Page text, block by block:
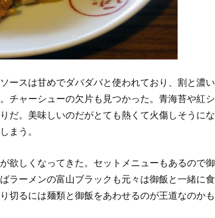
ースは甘めでダバダバと使われており、割と濃い
チャーシューの欠片も見つかった。青海苔や紅シ
だ。美味しいのだがとても熱くて火傷しそうにな
まう。
欲しくなってきた。セットメニューもあるので御
ラーメンの富山ブラックも元々は御飯と一緒に食
切るには麺類と御飯をあわせるのが王道なのかも